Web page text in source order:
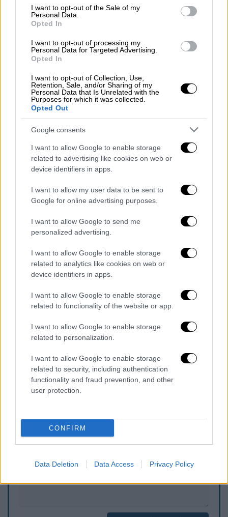
consent section.
I want to opt-out of the Sale of my
Personal Data.
Opted In
I want to opt-out of processing my
Personal Data for Targeted Advertising.
Opted In
I want to opt-out of Collection, Use,
Retention, Sale, and/or Sharing of my
Personal Data that Is Unrelated with the
Purposes for which it was collected.
Opted Out
Google consents
I want to allow Google to enable storage
related to advertising like cookies on web or
device identifiers in apps.
I want to allow my user data to be sent to
Google for online advertising purposes.
I want to allow Google to send me
personalized advertising.
I want to allow Google to enable storage
related to analytics like cookies on web or
device identifiers in apps.
I want to allow Google to enable storage
related to functionality of the website or app.
I want to allow Google to enable storage
related to personalization.
I want to allow Google to enable storage
related to security, including authentication
functionality and fraud prevention, and other
user protection.
CONFIRM
Data Deletion Data Access Privacy Policy
συντάξεων Φεβρουαρίου 2026,
στις 30 Ιανουαρίου, θα καταβληθούν
3.100.000 ευρώ σε 8.300 δικαιούχους
για την πληρωμή προκαταβολών
συντάξεων Φεβρουαρίου 2026 του ν.
4778/2021,
στις 30 Ιανουαρίου, θα καταβληθούν
3.000.000 ευρώ σε 2.000 δικαιούχους
για την επιστροφή εισφορών μη
μισθωτών και
από τις 26 έως και τις 30 Ιανουαρίου, θα
καταβληθούν 13.000.000 ευρώ σε 700
δικαιούχους σε συνέχεια έκδοσης
αποφάσεων για εφάπαξ.
Από τη ΔΥΠΑ θα καταβληθούν:
19.000.000 ευρώ σε 31.000 δικαιούχους
επιδόματα,
15.000.000 ευρώ σε 20.000 μητέρες για
επιδοτούμενη άδεια μητρότητας,
20.000.000 ευρώ σε 19.000 δικαιούχους
στο πλαίσιο επιδοτούμενων
1.200.000 ευρώ σε 80 δικαιούχους
προγραμμάτων κοινωφελούς χαρακτήρα.
διαγράφονται